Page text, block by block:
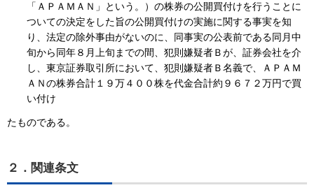
「ＡＰＡＭＡＮ」という。）の株券の公開買付けを行うことに
ついての決定をした旨の公開買付けの実施に関する事実を知
り、法定の除外事由がないのに、同事実の公表前である同月中
旬から同年８月上旬までの間、犯則嫌疑者Ｂが、証券会社を介
し、東京証券取引所において、犯則嫌疑者Ｂ名義で、ＡＰＡＭ
ＡＮの株券合計１９万４００株を代金合計約９６７２万円で買
い付け
たものである。
２．関連条文